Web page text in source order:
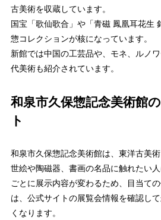
古美術を収蔵しています。
国宝「歌仙歌合」や「青磁 鳳凰耳花生
惣コレクションが核になっています。
新館では中国の工芸品や、モネ、ルノ
代美術も紹介されています。
和泉市久保惣記念美術館
ト
和泉市久保惣記念美術館は、東洋古美
世絵や陶磁器、書画の名品に触れたい
ごとに展示内容が変わるため、目当て
は、公式サイトの展覧会情報を確認し
くなります。